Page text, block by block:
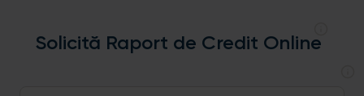
Solicită Raport de Credit Online